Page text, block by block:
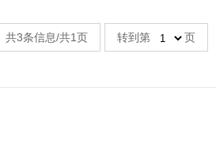
共3条信息/共1页 转到第 页